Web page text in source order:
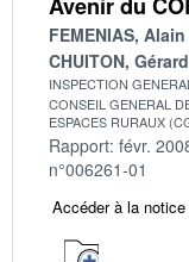
FEMENIAS, Alain
CHUITON, Gérard
INSPECTION
CONSEIL GENERAL
ESPACES RURAUX
Rapport: févr.
n°006261-01
Accéder à la notice